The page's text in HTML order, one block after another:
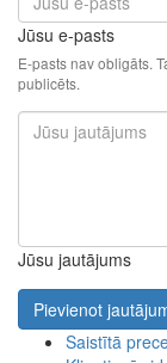
Jūsu e-pasts
E-pasts nav obligāts.
publicēts.
Jūsu jautājums
Pievienot
Saistītā